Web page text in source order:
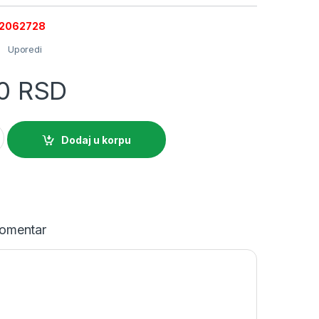
Uporedi
RSD
EFI-2 A G/KV 40/0.03 quantity
Dodaj u korpu